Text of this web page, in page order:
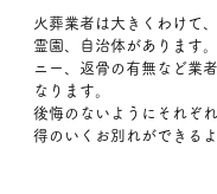
火葬業者は大きくわけて
霊園、自治体があります
ニー、返骨の有無など業
なります。
後悔のないようにそれぞ
得のいくお別れができる